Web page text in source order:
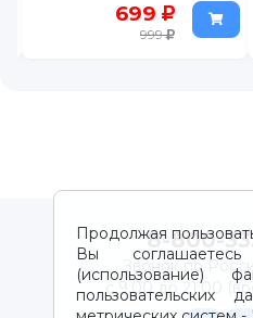
699
999
Продолжая
Вы
(использование)
пользовательских
8-800-
Звонок по
с 9:00 до 21:00